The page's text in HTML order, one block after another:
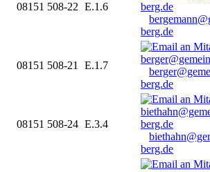
08151 508-22 E.1.6
berg.de
08151 508-21 E.1.7
berg.de
08151 508-24 E.3.4
berg.de